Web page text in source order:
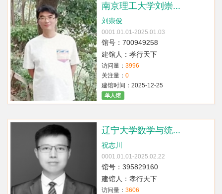
南京理工大学刘崇...
刘崇俊
0001.01.01-2025.01.03
馆号：700949258
建馆人：孝行天下
访问量： 3996
关注量： 0
建馆时间：2025-12-25
单人馆
辽宁大学数学与统...
祝志川
0001.01.01-2025.02.22
馆号：395829160
建馆人：孝行天下
访问量： 3606